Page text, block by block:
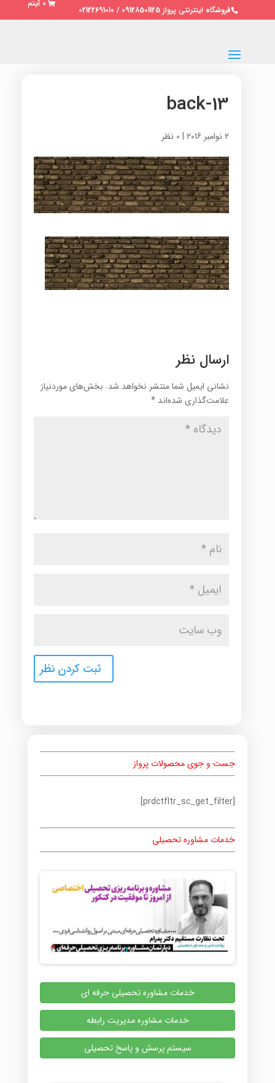
فروشگاه اینترنتی پرواز 09128501125 / 02122691010
0 آیتم
back-13
2 نوامبر 2016 | 0 نظر
ارسال نظر
نشانی ایمیل شما منتشر نخواهد شد. بخش‌های موردنیاز
علامت‌گذاری شده‌اند *
جست و جوی محصولات پرواز
[prdctfltr_sc_get_filter]
خدمات مشاوره تحصیلی
خدمات مشاوره تحصیلی حرفه ای
خدمات مشاوره مدیریت رابطه
سیستم پرسش و پاسخ تحصیلی